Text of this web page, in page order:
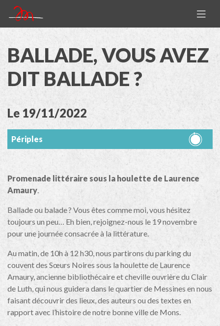
BALLADE, VOUS AVEZ
DIT BALLADE ?
Le 19/11/2022
Périples
Promenade littéraire sous la houlette de Laurence
Amaury.
Ballade ou balade ? Vous êtes comme moi, vous hésitez
toujours un peu… Eh bien, rejoignez-nous le 19 novembre
pour une journée consacrée à la littérature.
Au matin, de 10h à 12 h30, nous partirons du parking du
couvent des Sœurs Noires sous la houlette de Laurence
Amaury, ancienne bibliothécaire et cheville ouvrière du Clair
de Luth, qui nous guidera dans le quartier de Messines en nous
faisant découvrir des lieux, des auteurs ou des textes en
rapport avec l’histoire de notre bonne ville de Mons.